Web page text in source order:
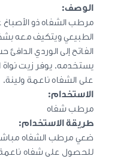
الوصف:
مرطب الشفاه ذو الأصباغ
الطبيعي ويتكيف معه
الفاتح إلى الوردي
يستخدمه. يوفر زيت
على الشفاه ناعمة ولينة.
الاستخدام:
مرطب شفاه
طريقة الاستخدام:
ضعي مرطب الشفاه
للحصول على شفاه ناعمة